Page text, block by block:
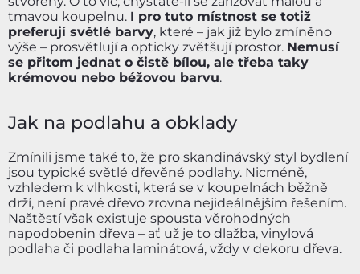
tmavou koupelnu. I pro tuto místnost se totiž
preferují světlé barvy, které – jak již bylo zmíněno
výše – prosvětlují a opticky zvětšují prostor. Nemusí
se přitom jednat o čistě bílou, ale třeba taky
krémovou nebo béžovou barvu.
Jak na podlahu a obklady
Zmínili jsme také to, že pro skandinávský styl bydlení
jsou typické světlé dřevěné podlahy. Nicméně,
vzhledem k vlhkosti, která se v koupelnách běžně
drží, není pravé dřevo zrovna nejideálnějším řešením.
Naštěstí však existuje spousta věrohodných
napodobenin dřeva – ať už je to dlažba, vinylová
podlaha či podlaha laminátová, vždy v dekoru dřeva.